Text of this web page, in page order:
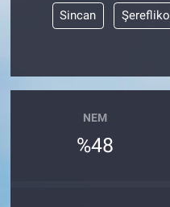
Sincan
NEM
%48